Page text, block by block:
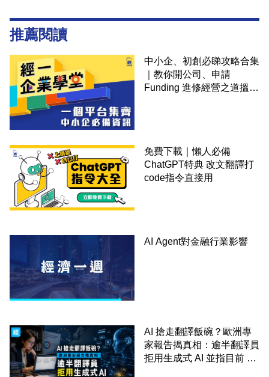
推薦閱讀
中小企、初創必睇攻略合集
｜教你開公司、申請
Funding 進修經營之道搵大
免費下載｜懶人必備
ChatGPT特典 改文翻譯打
code指令直接用
AI Agent對金融行業影響
AI 搶走翻譯飯碗？歐洲專
家報告揭真相：逾半翻譯員
拒用生成式 AI 並指目前 AI